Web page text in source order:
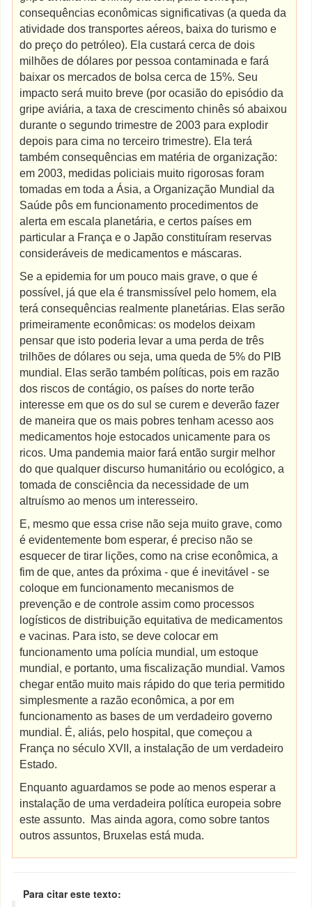
consequências econômicas significativas (a queda da
atividade dos transportes aéreos, baixa do turismo e
do preço do petróleo). Ela custará cerca de dois
milhões de dólares por pessoa contaminada e fará
baixar os mercados de bolsa cerca de 15%. Seu
impacto será muito breve (por ocasião do episódio da
gripe aviária, a taxa de crescimento chinês só abaixou
durante o segundo trimestre de 2003 para explodir
depois para cima no terceiro trimestre). Ela terá
também consequências em matéria de organização:
em 2003, medidas policiais muito rigorosas foram
tomadas em toda a Ásia, a Organização Mundial da
Saúde pôs em funcionamento procedimentos de
alerta em escala planetária, e certos países em
particular a França e o Japão constituíram reservas
consideráveis de medicamentos e máscaras.
Se a epidemia for um pouco mais grave, o que é
possível, já que ela é transmissível pelo homem, ela
terá consequências realmente planetárias. Elas serão
primeiramente econômicas: os modelos deixam
pensar que isto poderia levar a uma perda de três
trilhões de dólares ou seja, uma queda de 5% do PIB
mundial. Elas serão também políticas, pois em razão
dos riscos de contágio, os países do norte terão
interesse em que os do sul se curem e deverão fazer
de maneira que os mais pobres tenham acesso aos
medicamentos hoje estocados unicamente para os
ricos. Uma pandemia maior fará então surgir melhor
do que qualquer discurso humanitário ou ecológico, a
tomada de consciência da necessidade de um
altruísmo ao menos um interesseiro.
E, mesmo que essa crise não seja muito grave, como
é evidentemente bom esperar, é preciso não se
esquecer de tirar lições, como na crise econômica, a
fim de que, antes da próxima - que é inevitável - se
coloque em funcionamento mecanismos de
prevenção e de controle assim como processos
logísticos de distribuição equitativa de medicamentos
e vacinas. Para isto, se deve colocar em
funcionamento uma polícia mundial, um estoque
mundial, e portanto, uma fiscalização mundial. Vamos
chegar então muito mais rápido do que teria permitido
simplesmente a razão econômica, a por em
funcionamento as bases de um verdadeiro governo
mundial. É, aliás, pelo hospital, que começou a
França no século XVII, a instalação de um verdadeiro
Estado.
Enquanto aguardamos se pode ao menos esperar a
instalação de uma verdadeira política europeia sobre
este assunto. Mas ainda agora, como sobre tantos
outros assuntos, Bruxelas está muda.
Para citar este texto: